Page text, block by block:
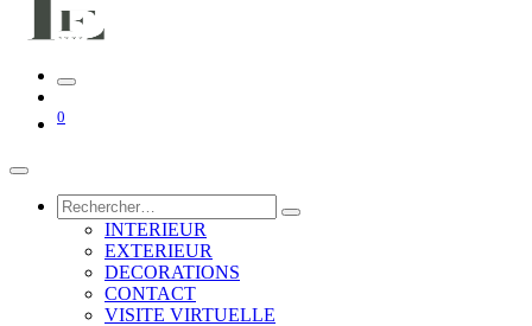
0
INTERIEUR
EXTERIEUR
DECORATIONS
CONTACT
VISITE VIRTUELLE